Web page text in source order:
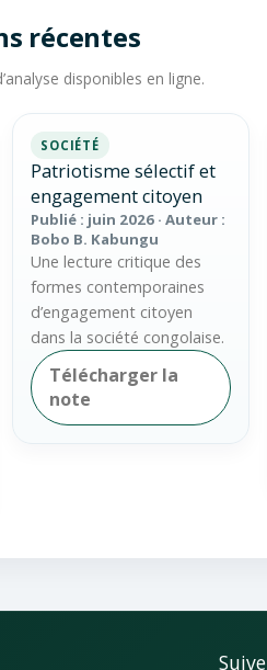
récentes
disponibles en ligne.
SOCIÉTÉ
Patriotisme sélectif et
engagement citoyen
Publié : juin 2026 · Auteur :
Bobo B. Kabungu
Une lecture critique des
formes contemporaines
d’engagement citoyen
dans la société congolaise.
Télécharger la
note